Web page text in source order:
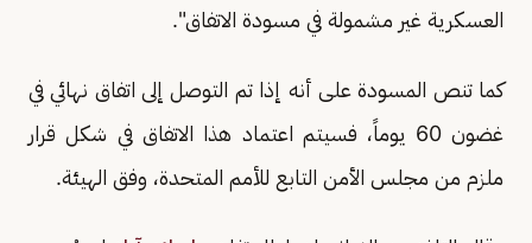
العسكرية غير مشمولة في مسودة الاتفاق".
كما تنص المسودة على أنه إذا تم التوصل إلى اتفاق نهائي في
غضون 60 يوماً، فسيتم اعتماد هذا الاتفاق في شكل قرار
ملزم من مجلس الأمن التابع للأمم المتحدة، وفق الهيئة.